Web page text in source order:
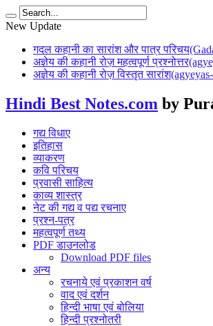
New Update
गदल कहानी का सारांश और पात्र
अज्ञेय की कहानी रोज़ महत्वपूर्ण
अज्ञेय की कहानी रोज़ विस्तृत
Hindi Best Notes.com by
गद्य विधाए
इतिहास
व्याकरण
कवि परिचय
प्रवासी साहित्य
काव्य शास्त्र
नेट की गद्य व पद्य रचनाए
प्रश्न-पत्र
महत्वपूर्ण तथ्य
PDF डाउनलोड
Download PDF files
अन्य
रचनाये एवं प्रकाशन वर्ष
वाद एवं दर्शन
हिन्दी भाषा एवं बोलिया
हिन्दी प्रश्नोतरी